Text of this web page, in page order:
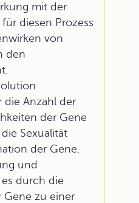
mit der
diesen Prozess
von
den
die Anzahl der
der Gene
Sexualität
der Gene.
und
durch die
Gene zu einer